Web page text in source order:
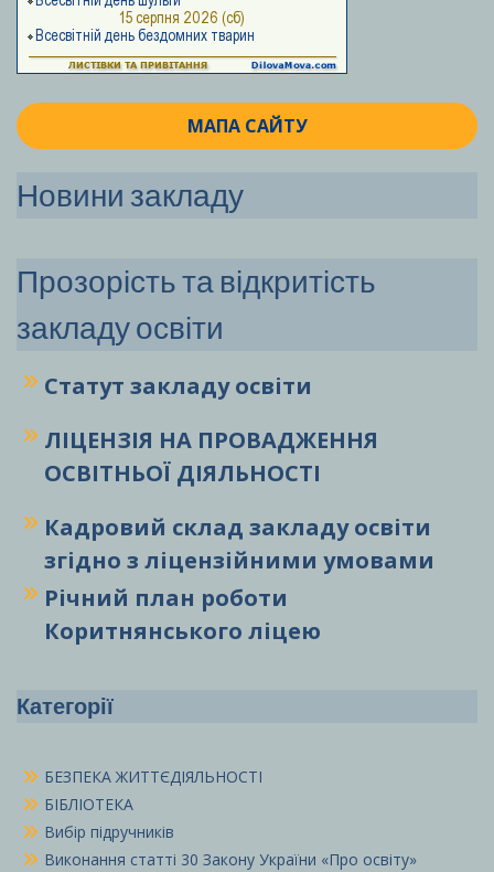
МАПА САЙТУ
Новини закладу
Прозорість та відкритість
закладу освіти
Статут закладу освіти
ЛІЦЕНЗІЯ НА ПРОВАДЖЕННЯ
ОСВІТНЬОЇ ДІЯЛЬНОСТІ
Кадровий склад закладу освіти
згідно з ліцензійними умовами
Річний план роботи
Коритнянського ліцею
Категорії
БЕЗПЕКА ЖИТТЄДІЯЛЬНОСТІ
БІБЛІОТЕКА
Вибір підручників
Виконання статті 30 Закону України «Про освіту»